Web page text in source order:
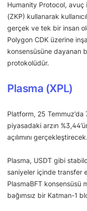
Humanity Protocol, avuç
(ZKP) kullanarak
gerçek ve tek bir insan
Polygon CDK üzerine
konsensüsüne dayanan
protokolüdür.
Plasma (XPL)
Platform, 25
piyasadaki arzın
açılımını gerçekleştirecek.
Plasma, USDT gibi
saniyeler içinde transfer
PlasmaBFT konsensüsü
bağımsız bir Katman-1